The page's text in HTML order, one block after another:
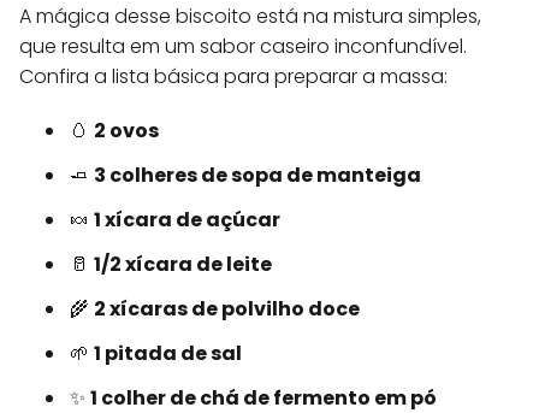
A mágica desse biscoito está na mistura simples,
que resulta em um sabor caseiro inconfundível.
Confira a lista básica para preparar a massa:
🥚 2 ovos
🧈 3 colheres de sopa de manteiga
🍬 1 xícara de açúcar
🥛 1/2 xícara de leite
🌾 2 xícaras de polvilho doce
🌱 1 pitada de sal
✨ 1 colher de chá de fermento em pó